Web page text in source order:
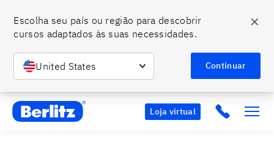
O momento de falar um novo idioma é agora. Ainda dá
tempo de se tornar bilíngue com o Berlitz.
contato conosco e confira nossas condições especiais.
Saiba mais
Escolha seu país ou região para descobrir
cursos adaptados às suas necessidades.
United States Continuar
✕
Berlitz BR Loja virtual Click to